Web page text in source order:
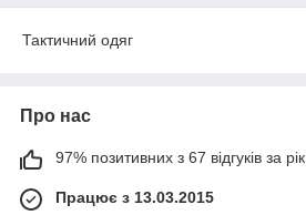
Тактичний одяг
Про нас
97% позитивних з 67 відгуків за рік
Працює з 13.03.2015